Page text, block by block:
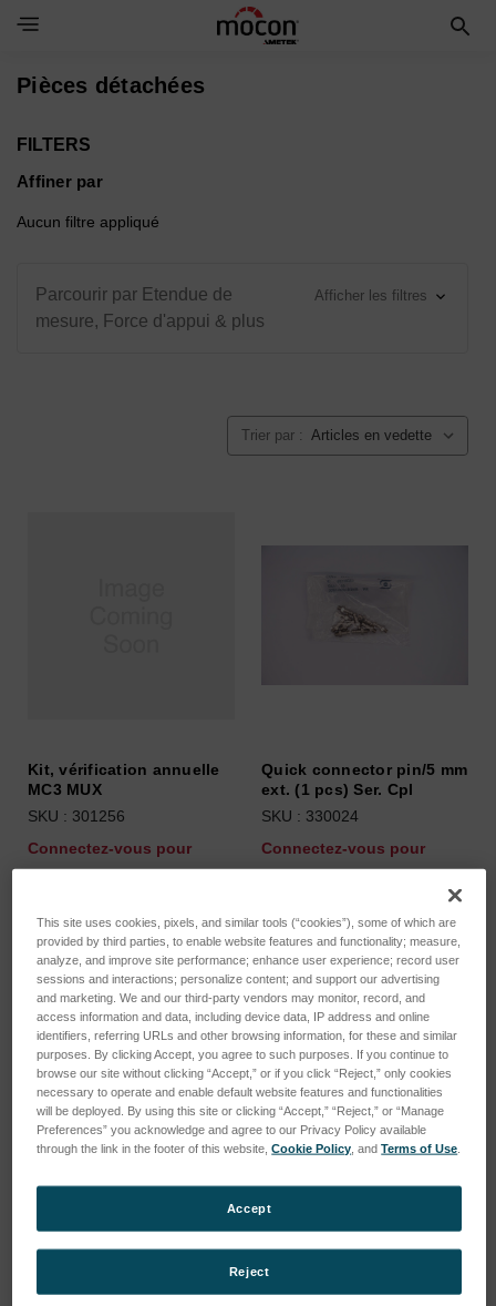
Toggle Navigation Menu
Pièces détachées
FILTERS
Affiner par
Aucun filtre appliqué
Parcourir par Etendue de
mesure, Force d'appui & plus
Afficher les filtres
Trier par :
Kit, vérification annuelle
MC3 MUX
SKU : 301256
Connectez-vous pour
Quick connector pin/5 mm
ext. (1 pcs) Ser. Cpl
SKU : 330024
Connectez-vous pour
SKU : 320766
This site uses cookies, pixels, and similar tools (“cookies”), some of which are
provided by third parties, to enable website features and functionality; measure,
analyze, and improve site performance; enhance user experience; record user
sessions and interactions; personalize content; and support our advertising
and marketing. We and our third-party vendors may monitor, record, and
access information and data, including device data, IP address and online
identifiers, referring URLs and other browsing information, for these and similar
purposes. By clicking Accept, you agree to such purposes. If you continue to
browse our site without clicking “Accept,” or if you click “Reject,” only cookies
necessary to operate and enable default website features and functionalities
will be deployed. By using this site or clicking “Accept,” “Reject,” or “Manage
Preferences” you acknowledge and agree to our Privacy Policy available
through the link in the footer of this website,Cookie Policy , andTerms of Use
Reject
Accept